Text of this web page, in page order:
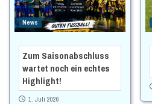
News
Zum Saisonabschluss
wartet noch ein echtes
Highlight!
1. Juli 2026